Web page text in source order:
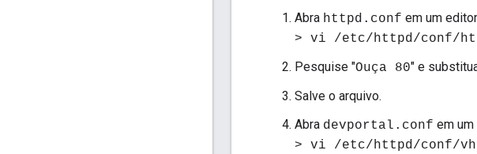
Abra httpd.conf em um
> vi /etc/httpd/conf/
Pesquise "Ouça 80" e
Salve o arquivo.
Abra devportal.conf em um
> vi /etc/httpd/conf/